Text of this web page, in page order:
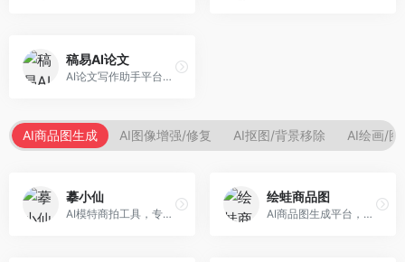
稿易AI论文
AI论文写作助手平台，提供智能化学术写作支持。面向高校学生，支持多种论文类型生成，提供参考文献管理和格式规范服务，操作流程简单。
AI商品图生成 AI图像增强/修复 AI抠图/背景移除 AI绘画/图
摹小仙
AI模特商拍工具，专注于服装电商。面向服装电商卖家，提供虚拟模特试穿、商品展示图生成等服务，模特形象多样，拍摄成本低。
绘蛙商品图
AI商品图生成平台，支持模特换装和场景生成。面向电商卖家，提供商品上身效果展示、场景化商品图生成等服务，电商营销效果显著。